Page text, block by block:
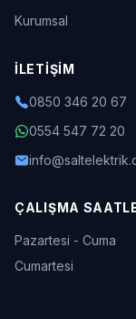
Kurumsal
İLETIŞIM
0850 346 20 67
0554 547 72 20
ÇALIŞMA
Pazartesi - Cuma
Cumartesi